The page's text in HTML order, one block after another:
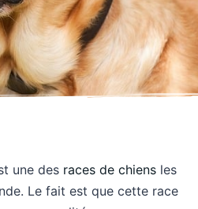
une des races de chiens les
Le fait est que cette race